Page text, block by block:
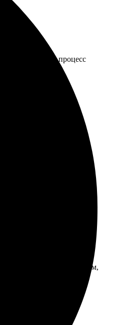
на вопросы, процесс
впечатляет, а
ответили на все
для оформления.
Сервис рекомендую всем,